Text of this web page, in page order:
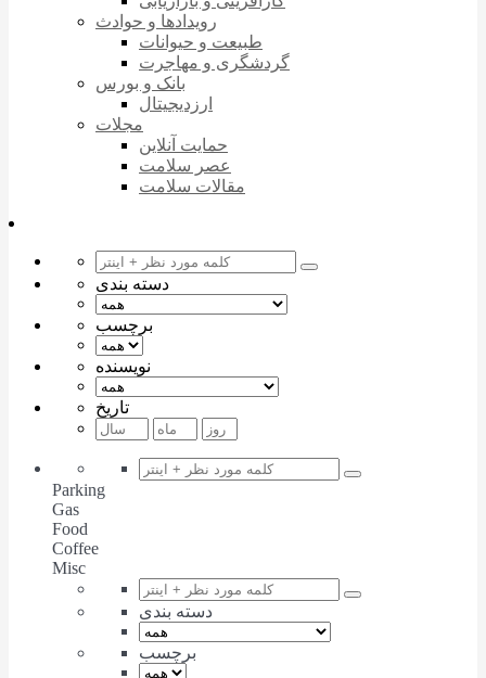
رویدادها و حوادث
طبیعت و حیوانات
گردشگری و مهاجرت
بانک و بورس
ارزدیجیتال
مجلات
حمایت آنلاین
عصر سلامت
مقالات سلامت
دسته بندی
برچسب
نویسنده
تاریخ
Parking
Gas
Food
Coffee
Misc
دسته بندی
برچسب